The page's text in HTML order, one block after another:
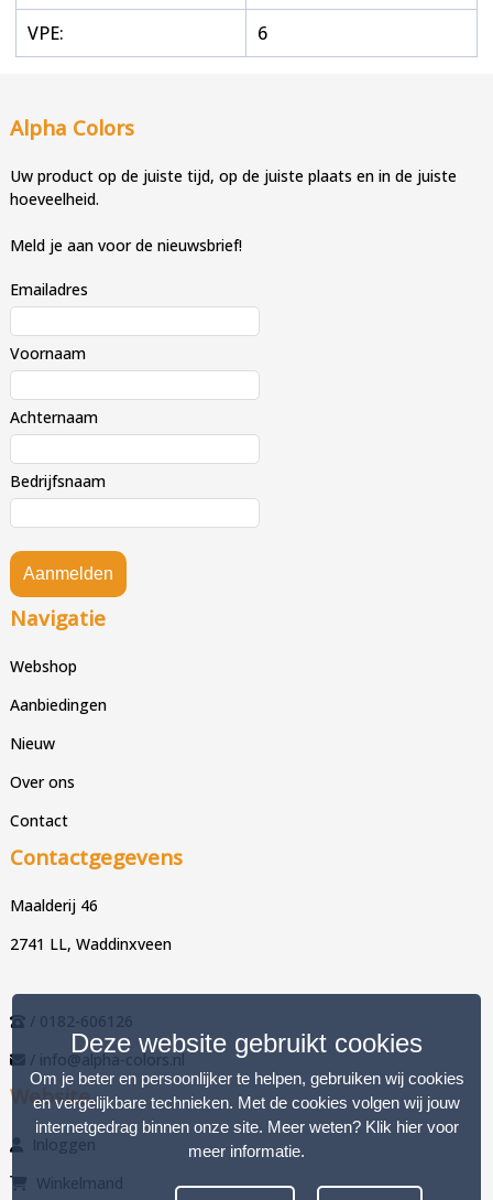
VPE:
6
Alpha Colors
Uw product op de juiste tijd, op de juiste plaats en in de juiste
hoeveelheid.
Meld je aan voor de nieuwsbrief!
Emailadres
Voornaam
Achternaam
Bedrijfsnaam
Aanmelden
Navigatie
Webshop
Aanbiedingen
Nieuw
Over ons
Contact
Contactgegevens
Maalderij 46
2741 LL, Waddinxveen
/ 0182-606126
/ info@alpha-colors.nl
Website
Inloggen
Winkelmand
Deze website gebruikt cookies
Om je beter en persoonlijker te helpen, gebruiken wij cookies
en vergelijkbare technieken. Met de cookies volgen wij jouw
internetgedrag binnen onze site. Meer weten? Klik hier voor
meer informatie.